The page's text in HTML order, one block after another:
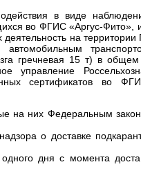
в виде
во ФГИС «Аргус-Фито»,
на
автомобильным
гречневая 15 т) в общем
управление
сертификатов во
на них Федеральным
о доставке
дня с момента